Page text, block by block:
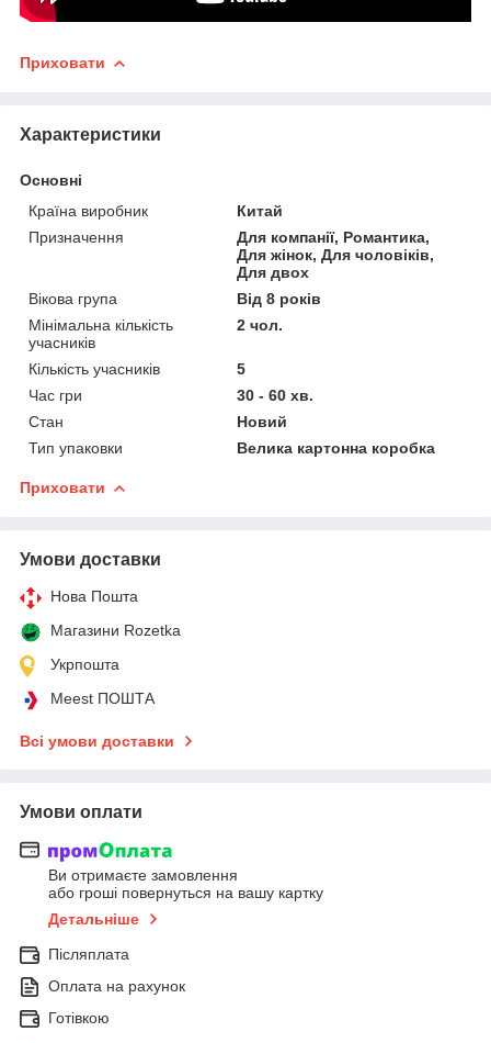
Приховати
Характеристики
Основні
Країна виробник
Китай
Призначення
Для компанії, Романтика,
Для жінок, Для чоловіків,
Для двох
Вікова група
Від 8 років
Мінімальна кількість
учасників
2 чол.
Кількість учасників
5
Час гри
30 - 60 хв.
Стан
Новий
Тип упаковки
Велика картонна коробка
Приховати
Умови доставки
Нова Пошта
Магазини Rozetka
Укрпошта
Meest ПОШТА
Всі умови доставки
Умови оплати
Ви отримаєте замовлення
або гроші повернуться на вашу картку
Детальніше
Післяплата
Оплата на рахунок
Готівкою